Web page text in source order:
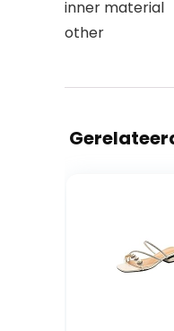
inner material
other